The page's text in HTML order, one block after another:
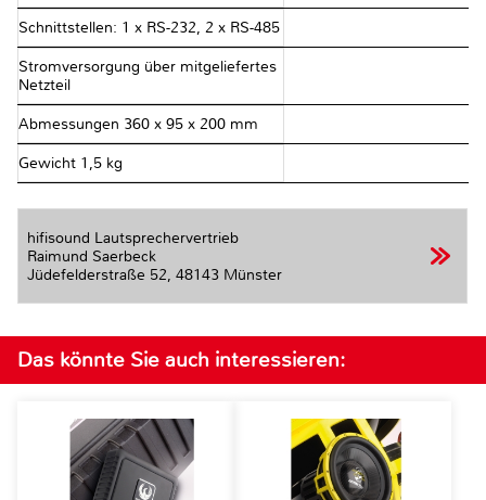
Schnittstellen: 1 x RS-232, 2 x RS-485
Stromversorgung über mitgeliefertes
Netzteil
Abmessungen 360 x 95 x 200 mm
Gewicht 1,5 kg
hifisound Lautsprechervertrieb
Raimund Saerbeck
Jüdefelderstraße 52, 48143 Münster
Das könnte Sie auch interessieren: